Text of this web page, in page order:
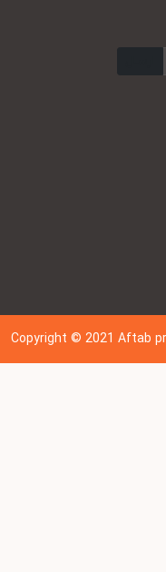
Copyright © 202 1Aftab